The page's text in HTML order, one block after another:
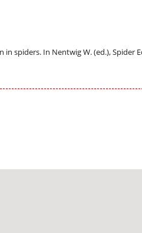
spiders. In Nentwig W. (ed.), Spider